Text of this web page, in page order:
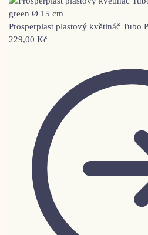
Prosperplast plastový květináč Tubo
229,00 Kč